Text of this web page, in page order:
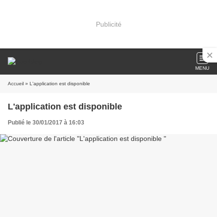
Publicité
MENU
Accueil » L'application est disponible
L'application est disponible
Publié le 30/01/2017 à 16:03